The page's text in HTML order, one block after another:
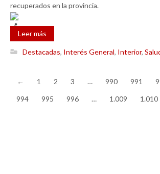
recuperados en la provincia.
Leer más
Destacadas, Interés General, Interior,
← 1 2 3 … 990 991
994
995 996 … 1.009 1.010